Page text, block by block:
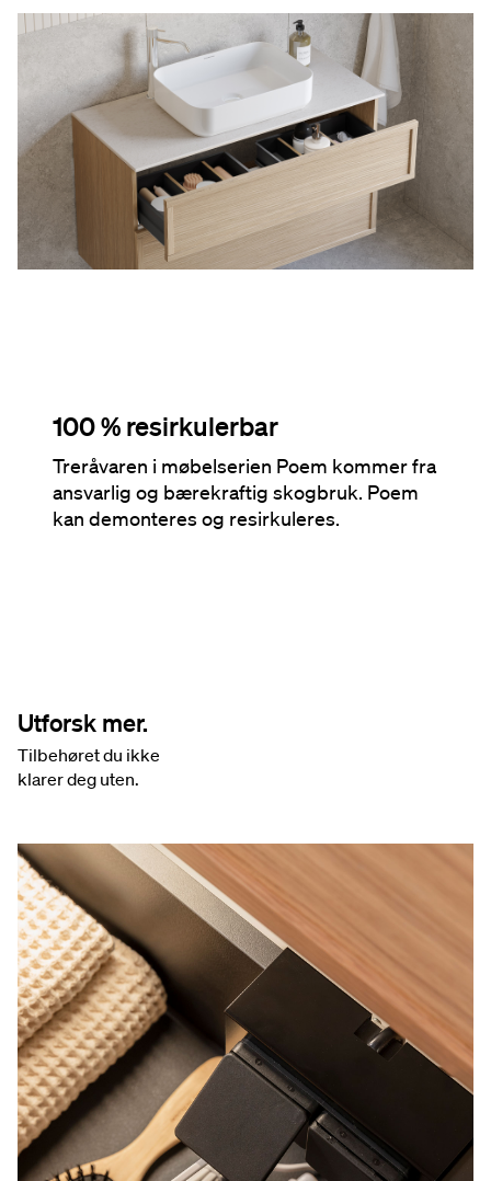
100 % resirkulerbar
Treråvaren i møbelserien Poem kommer fra
ansvarlig og bærekraftig skogbruk. Poem
kan demonteres og resirkuleres.
Utforsk mer.
Tilbehøret du ikke
klarer deg uten.